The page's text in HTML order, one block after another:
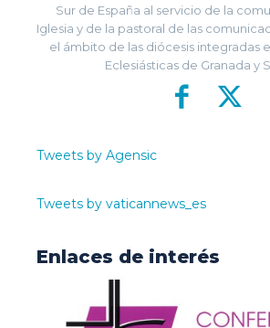
Sur de España al servicio de la
Iglesia y de la pastoral de las
el ámbito de las diócesis integradas
Eclesiásticas de Granada y
Tweets by Agensic
Tweets by vaticannews_es
Enlaces de interés